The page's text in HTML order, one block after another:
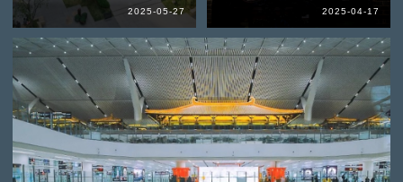
2025-05-27 2025-04-17